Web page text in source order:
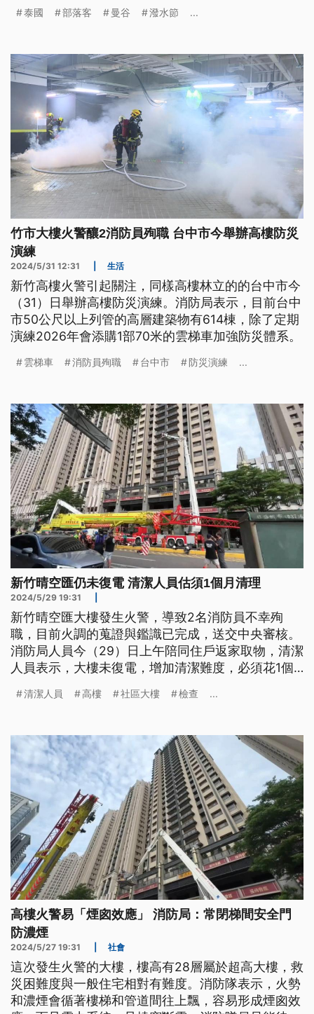
有房仲表示，這次地震也是個轉捩點，投資者會更加
復速度，尤其是即將迎來的潑水節，很有信心。
泰國 部落客 曼谷 潑水節 ...
竹市大樓火警釀2消防員殉職 台中市今舉辦高樓防災
演練
2024/5/31 12:31 生活
新竹高樓火警引起關注，同樣高樓林立的的台中市今
（31）日舉辦高樓防災演練。消防局表示，目前台中
市50公尺以上列管的高層建築物有614棟，除了定期
演練2026年會添購1部70米的雲梯車加強防災體系。
雲梯車 消防員殉職 台中市 防災演練 ...
新竹晴空匯仍未復電 清潔人員估須1個月清理
2024/5/29 19:31
新竹晴空匯大樓發生火警，導致2名消防員不幸殉
職，目前火調的蒐證與鑑識已完成，送交中央審核。
消防局人員今（29）日上午陪同住戶返家取物，清潔
人員表示，大樓未復電，增加清潔難度，必須花1個
防災中心，但大多由保全、管理員擔任，不具備專業
缺口。
清潔人員 高樓 社區大樓 檢查 ...
高樓火警易「煙囪效應」 消防局：常閉梯間安全門
防濃煙
2024/5/27 19:31 社會
這次發生火警的大樓，樓高有28層屬於超高大樓，救
災困難度與一般住宅相對有難度。消防隊表示，火勢
和濃煙會循著樓梯和管道間往上飄，容易形成煙囪效